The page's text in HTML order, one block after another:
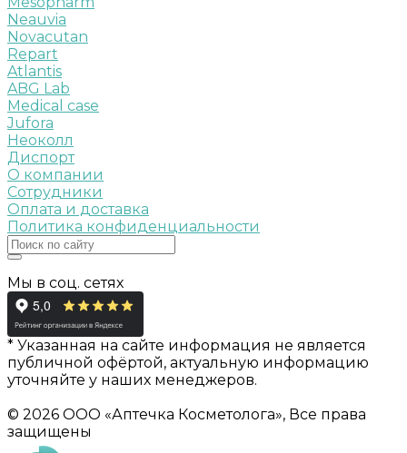
Neauvia
Novacutan
Repart
Atlantis
ABG Lab
Medical case
Jufora
Неоколл
Диспорт
О компании
Сотрудники
Оплата и доставка
Политика конфиденциальности
Мы в соц. сетях
* Указанная на сайте информация не является
публичной офёртой, актуальную информацию
уточняйте у наших менеджеров.
© 2026 ООО «Аптечка Косметолога», Все права
защищены